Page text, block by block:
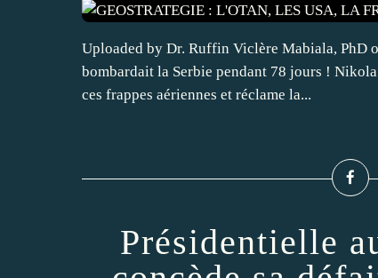
Uploaded by Dr. Ruffin Viclère Mabiala, PhD
bombardait la Serbie pendant 78 jours !
ces frappes aériennes et réclame la...
Présidentielle